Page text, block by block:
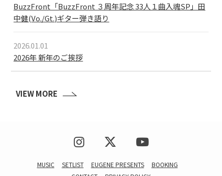
BuzzFront「BuzzFront ３周年記念 33人１曲入魂SP」田
中健(Vo./Gt.)ギター弾き語り
2026.01.01
2026年 新年のご挨拶
VIEW MORE
MUSIC SETLIST EUGENE PRESENTS
BOOKING